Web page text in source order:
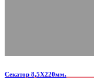
Секатор 8,5Х220мм.